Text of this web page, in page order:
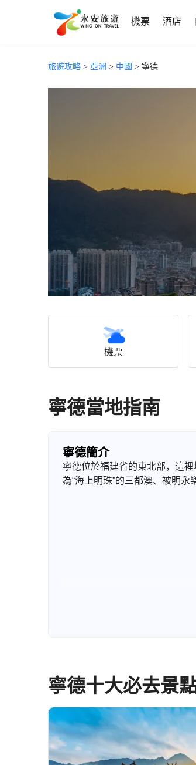
機票 酒店
旅遊攻略 > 亞洲 > 中國 > 寧德
機票
寧德當地指南
寧德簡介
寧德位於福建省的東北部，這
為“海上明珠”的三都澳、被明永
寧德十大必去景